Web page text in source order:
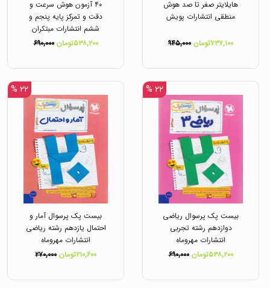
هایلایتر صفر تا صد هوش
منطقی انتشارات پویش
۷۳۷,۱۰۰تومان ۹۴۵,۰۰۰
۴۰ آزمون هوش سرعت و
دقت و تمرکز پایه پنجم و
ششم انتشارات مبتکران
۵۳۸,۲۰۰تومان
۶۹۰,۰۰۰
۲۲ %
بیست پک پرسوال ریاضی
دوازدهم رشته تجربی
انتشارات مهروماه
۵۳۸,۲۰۰تومان
۶۹۰,۰۰۰
۲۲ %
بیست پک پرسوال آمار و
احتمال یازدهم رشته ریاضی
انتشارات مهروماه
۲۱۰,۶۰۰تومان
۲۷۰,۰۰۰